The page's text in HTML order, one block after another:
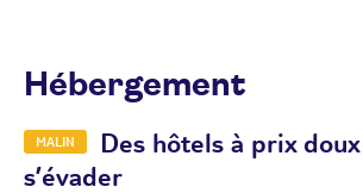
Hébergement
MALIN
Des hôtels à prix
s’évader